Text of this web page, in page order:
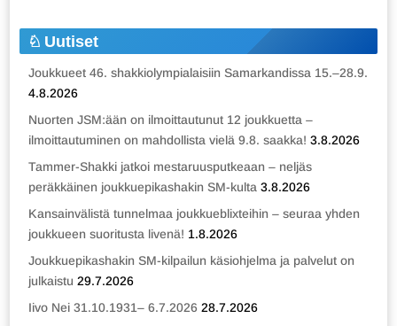
Uutiset
Joukkueet 46. shakkiolympialaisiin Samarkandissa 15.–28.9.
4.8.2026
Nuorten JSM:ään on ilmoittautunut 12 joukkuetta –
ilmoittautuminen on mahdollista vielä 9.8. saakka! 3.8.2026
Tammer-Shakki jatkoi mestaruusputkeaan – neljäs
peräkkäinen joukkuepikashakin SM-kulta 3.8.2026
Kansainvälistä tunnelmaa joukkueblixteihin – seuraa yhden
joukkueen suoritusta livenä! 1.8.2026
Joukkuepikashakin SM-kilpailun käsiohjelma ja palvelut on
julkaistu 29.7.2026
Iivo Nei 31.10.1931– 6.7.2026 28.7.2026